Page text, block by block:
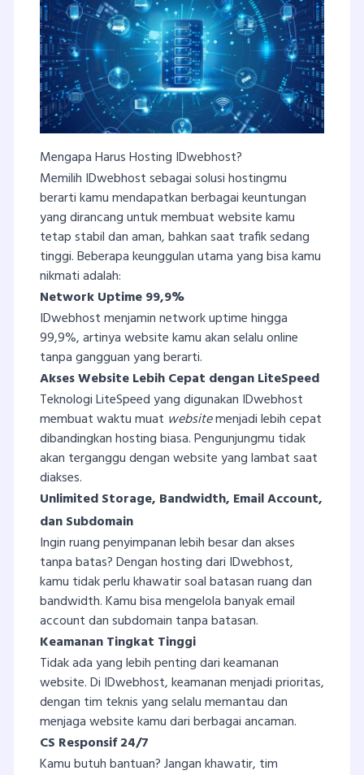
Mengapa Harus Hosting IDwebhost?
Memilih IDwebhost sebagai solusi hostingmu
berarti kamu mendapatkan berbagai keuntungan
yang dirancang untuk membuat website kamu
tetap stabil dan aman, bahkan saat trafik sedang
tinggi. Beberapa keunggulan utama yang bisa kamu
nikmati adalah:
Network Uptime 99,9%
IDwebhost menjamin network uptime hingga
99,9%, artinyawebsite kamu akan selalu online
tanpa gangguan yang berarti.
Akses Website Lebih Cepat dengan LiteSpeed
Teknologi LiteSpeed yang digunakan IDwebhost
membuat waktu muat websitemenjadi lebih cepat
dibandingkan hosting biasa. Pengunjungmu tidak
akan terganggu dengan website yang lambat saat
diakses.
Unlimited Storage, Bandwidth, Email Account,
dan Subdomain
Ingin ruang penyimpanan lebih besar dan akses
tanpa batas? Dengan hosting dari IDwebhost,
kamu tidak perlu khawatir soal batasan ruang dan
bandwidth. Kamu bisa mengelola banyak email
account dan subdomain tanpa batasan.
Keamanan Tingkat Tinggi
Tidak ada yang lebih penting dari keamanan
website. Di IDwebhost, keamanan menjadi prioritas,
dengan tim teknis yang selalu memantau dan
menjaga website kamu dari berbagai ancaman.
CS Responsif 24/7
Kamu butuh bantuan? Jangan khawatir, tim